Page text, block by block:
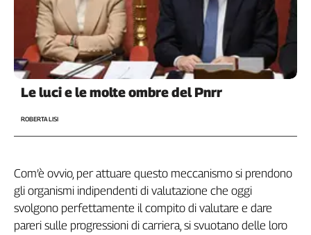
Liguria
Lombardia
Marche
Piemonte
Puglia
Sardegna
Valle
D'Aosta
Veneto
Le luci e le molte ombre del Pnrr
ROBERTA LISI
Com’è ovvio, per attuare questo meccanismo si prendono
gli organismi indipendenti di valutazione che oggi
svolgono perfettamente il compito di valutare e dare
pareri sulle progressioni di carriera, si svuotano delle loro